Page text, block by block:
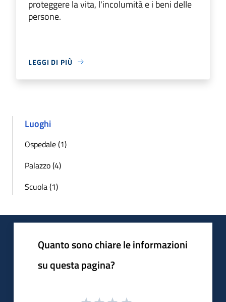
proteggere la vita, l'incolumità e i beni delle
persone.
LEGGI DI PIÙ
Luoghi
Ospedale (1)
Palazzo (4)
Scuola (1)
Quanto sono chiare le informazioni
su questa pagina?